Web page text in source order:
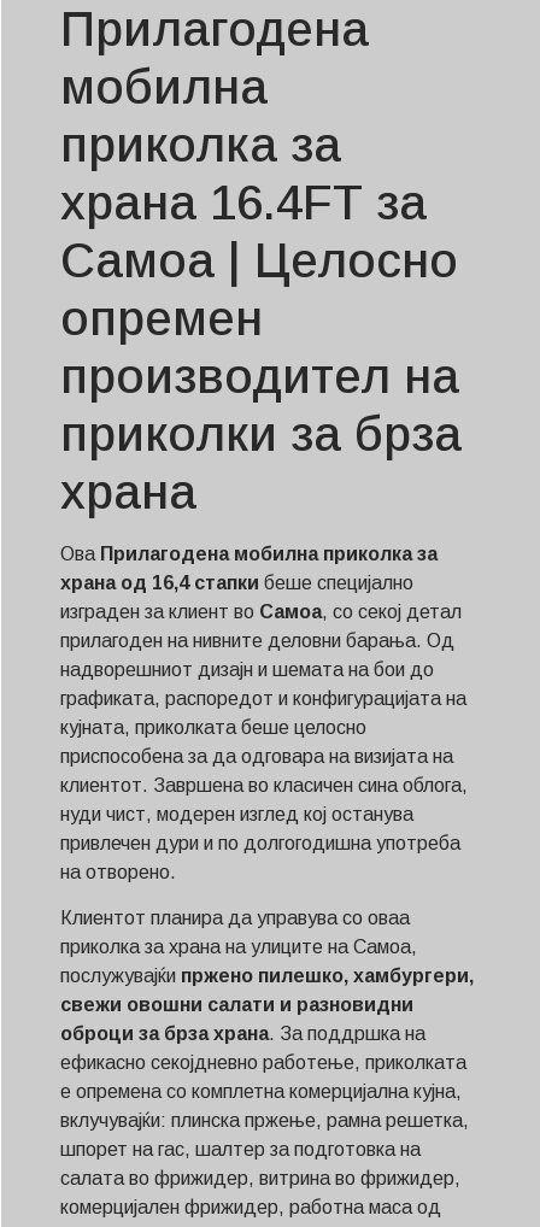
Прилагодена
мобилна
приколка за
храна 16.4FT за
Самоа | Целосно
опремен
производител на
приколки за брза
храна
Ова Прилагодена мобилна приколка за
храна од 16,4 стапки беше специјално
изграден за клиент во Самоа, со секој детал
прилагоден на нивните деловни барања. Од
надворешниот дизајн и шемата на бои до
графиката, распоредот и конфигурацијата на
кујната, приколката беше целосно
приспособена за да одговара на визијата на
клиентот. Завршена во класичен сина облога,
нуди чист, модерен изглед кој останува
привлечен дури и по долгогодишна употреба
на отворено.
Клиентот планира да управува со оваа
приколка за храна на улиците на Самоа,
послужувајќи пржено пилешко, хамбургери,
свежи овошни салати и разновидни
оброци за брза храна. За поддршка на
ефикасно секојдневно работење, приколката
е опремена со комплетна комерцијална кујна,
вклучувајќи: плинска пржење, рамна решетка,
шпорет на гас, шалтер за подготовка на
салата во фрижидер, витрина во фрижидер,
комерцијален фрижидер, работна маса од